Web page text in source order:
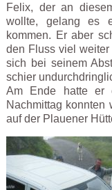
Felix, der an
wollte, gelang es
kommen. Er aber
den Fluss viel
sich bei seinem
schier
Am Ende hatte er
Nachmittag
auf der Plauener